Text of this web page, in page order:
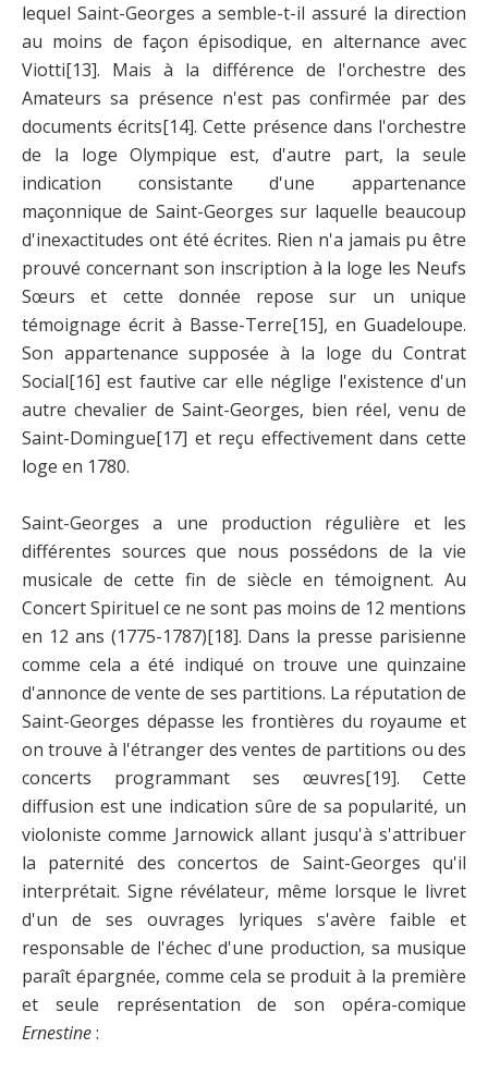
lequel Saint-Georges a semble-t-il assuré la direction
au moins de façon épisodique, en alternance avec
Viotti[13]. Mais à la différence de l'orchestre des
Amateurs sa présence n'est pas confirmée par des
documents écrits[14]. Cette présence dans l'orchestre
de la loge Olympique est, d'autre part, la seule
indication consistante d'une appartenance
maçonnique de Saint-Georges sur laquelle beaucoup
d'inexactitudes ont été écrites. Rien n'a jamais pu être
prouvé concernant son inscription à la loge les Neufs
Sœurs et cette donnée repose sur un unique
témoignage écrit à Basse-Terre[15], en Guadeloupe.
Son appartenance supposée à la loge du Contrat
Social[16] est fautive car elle néglige l'existence d'un
autre chevalier de Saint-Georges, bien réel, venu de
Saint-Domingue[17] et reçu effectivement dans cette
loge en 1780.
Saint-Georges a une production régulière et les
différentes sources que nous possédons de la vie
musicale de cette fin de siècle en témoignent. Au
Concert Spirituel ce ne sont pas moins de 12 mentions
en 12 ans (1775-1787)[18]. Dans la presse parisienne
comme cela a été indiqué on trouve une quinzaine
d'annonce de vente de ses partitions. La réputation de
Saint-Georges dépasse les frontières du royaume et
on trouve à l'étranger des ventes de partitions ou des
concerts programmant ses œuvres[19]. Cette
diffusion est une indication sûre de sa popularité, un
violoniste comme Jarnowick allant jusqu'à s'attribuer
la paternité des concertos de Saint-Georges qu'il
interprétait. Signe révélateur, même lorsque le livret
d'un de ses ouvrages lyriques s'avère faible et
responsable de l'échec d'une production, sa musique
paraît épargnée, comme cela se produit à la première
et seule représentation de son opéra-comique
Ernestine: